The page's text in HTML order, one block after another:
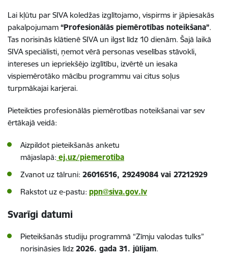
Lai kļūtu par SIVA koledžas izglītojamo, vispirms ir jāpiesakās
pakalpojumam “Profesionālās piemērotības noteikšana”.
Tas norisinās klātienē SIVA un ilgst līdz 10 dienām. Šajā laikā
SIVA speciālisti, ņemot vērā personas veselības stāvokli,
intereses un iepriekšējo izglītību, izvērtē un iesaka
vispiemērotāko mācību programmu vai citus soļus
turpmākajai karjerai.
Pieteikties profesionālās piemērotības noteikšanai var sev
ērtākajā veidā:
Aizpildot pieteikšanās anketu
mājaslapā: ej.uz/piemerotiba
Zvanot uz tālruni: 26016516, 29249084 vai 27212929
Rakstot uz e-pastu: ppn@siva.gov.lv
Svarīgi datumi
Pieteikšanās studiju programmā “Zīmju valodas tulks”
norisināsies līdz 2026. gada 31. jūlijam.